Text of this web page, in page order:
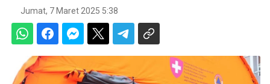
Jumat, 7 Maret 2025 5:38